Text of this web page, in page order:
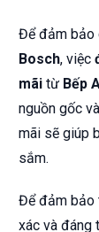
Để đảm bảo
Bosch, việc
mãi từ Bếp
nguồn gốc
mãi sẽ giúp
sắm.
Để đảm bảo
xác và đáng